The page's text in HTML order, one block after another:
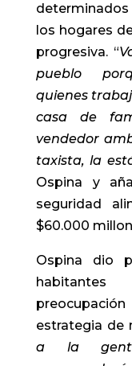
los hogares
progresiva. “
pueblo
quienes
casa de
vendedor
taxista, la
Ospina y
seguridad
$60.000
Ospina dio
estrategia de
a la gente